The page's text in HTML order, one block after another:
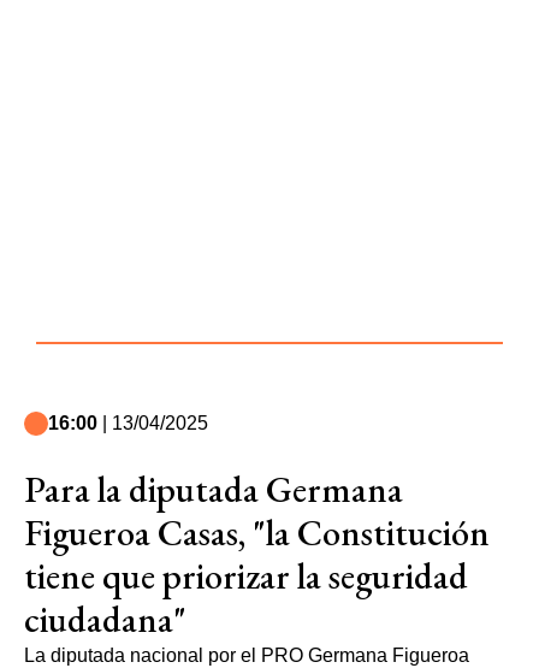
16:00 | 13/04/2025
Para la diputada Germana
Figueroa Casas, "la Constitución
tiene que priorizar la seguridad
ciudadana"
La diputada nacional por el PRO Germana Figueroa